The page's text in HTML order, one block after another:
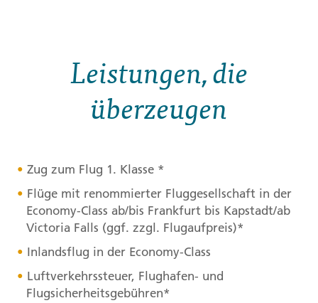
Leistungen, die
überzeugen
Zug zum Flug 1. Klasse *
Flüge mit renommierter Fluggesellschaft in der
Economy-Class ab/bis Frankfurt bis Kapstadt/ab
Victoria Falls (ggf. zzgl. Flugaufpreis)*
Inlandsflug in der Economy-Class
Luftverkehrssteuer, Flughafen- und
Flugsicherheitsgebühren*